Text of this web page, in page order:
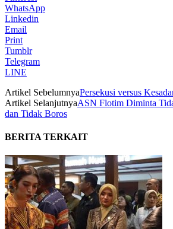
WhatsApp
Linkedin
Email
Print
Tumblr
Telegram
LINE
Artikel SebelumnyaPersekusi versus
Artikel SelanjutnyaASN Flotim Diminta
dan Tidak Boros
BERITA TERKAIT